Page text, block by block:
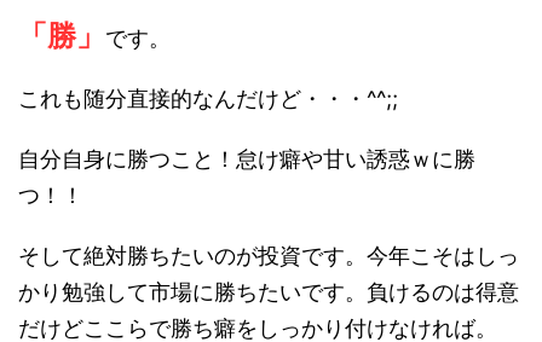
「勝」 です。
これも随分直接的なんだけど・・・^^;;
自分自身に勝つこと！怠け癖や甘い誘惑ｗに勝
つ！！
そして絶対勝ちたいのが投資です。今年こそはしっ
かり勉強して市場に勝ちたいです。負けるのは得意
だけどここらで勝ち癖をしっかり付けなければ。